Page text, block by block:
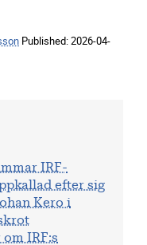
Published:2026-04-
IRF-
efter sig
Kero i
om IRF:s